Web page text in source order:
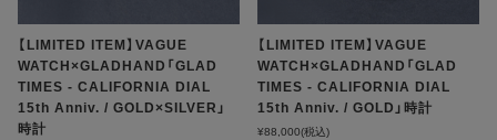
【LIMITED ITEM】VAGUE
WATCH×GLADHAND「GLAD
TIMES - CALIFORNIA DIAL
15th Anniv. / GOLD×SILVER」
時計
【LIMITED ITEM】VAGUE
WATCH×GLADHAND「GLAD
TIMES - CALIFORNIA DIAL
15th Anniv. / GOLD」時計
¥88,000(税込)